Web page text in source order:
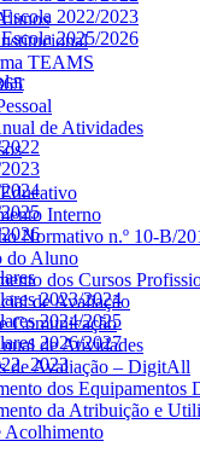
TEAMS
de Atividades
Interno
Normativo n.º 10-B/
do Aluno
dos Cursos
de Avaliação
Comunicação
de Atividades
de Avaliação – DigitAll
dos Equipamentos
da Atribuição e
Acolhimento
2022/2023
2025/2026
2023/2024
2024/2025
2026/2027